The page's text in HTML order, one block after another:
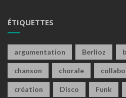
ÉTIQUETTES
argumentation Berlioz
chanson chorale
création Disco Funk